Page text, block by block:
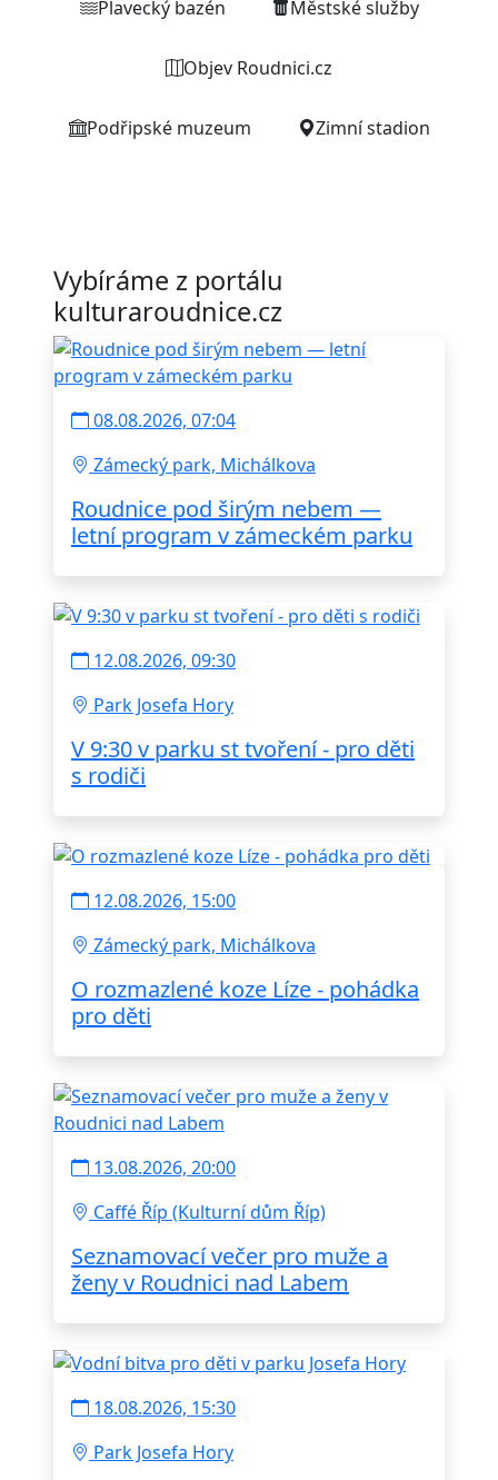
Plavecký bazén Městské služby
Objev Roudnici.cz
Podřipské muzeum Zimní stadion
Vybíráme z portálu
kulturaroudnice.cz
08.08.2026, 07:04
Zámecký park, Michálkova
Roudnice pod širým nebem —
letní program v zámeckém parku
12.08.2026, 09:30
Park Josefa Hory
V 9:30 v parku st tvoření - pro děti
s rodiči
12.08.2026, 15:00
Zámecký park, Michálkova
O rozmazlené koze Líze - pohádka
pro děti
13.08.2026, 20:00
Caffé Říp (Kulturní dům Říp)
Seznamovací večer pro muže a
ženy v Roudnici nad Labem
18.08.2026, 15:30
Park Josefa Hory